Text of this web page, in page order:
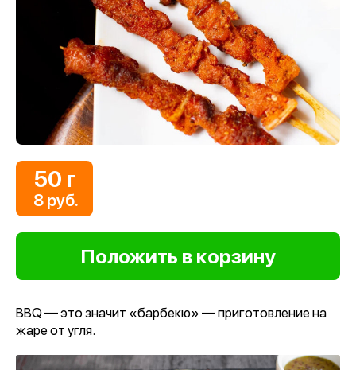
50 г
8 руб.
BBQ — это значит «барбекю» — приготовление на
жаре от угля.